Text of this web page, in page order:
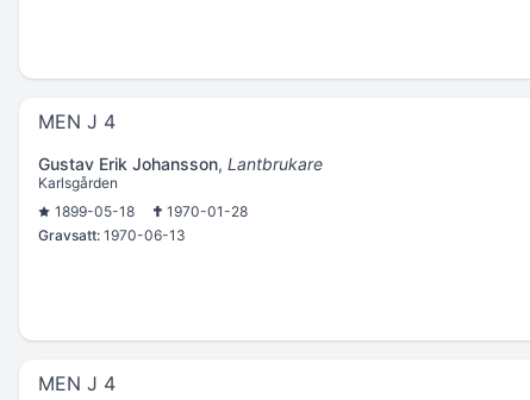
MEN J 4
Gustav Erik Johansson, Lantbrukare
Karlsgården
1899-05-18
1970-01-28
Gravsatt: 1970-06-13
MEN J 4